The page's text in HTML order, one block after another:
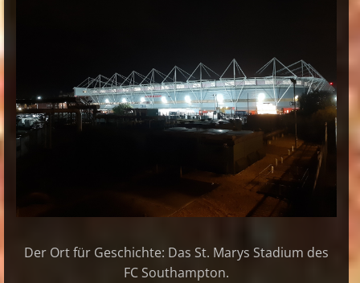
Der Ort für Geschichte: Das St. Marys Stadium des
FC Southampton.